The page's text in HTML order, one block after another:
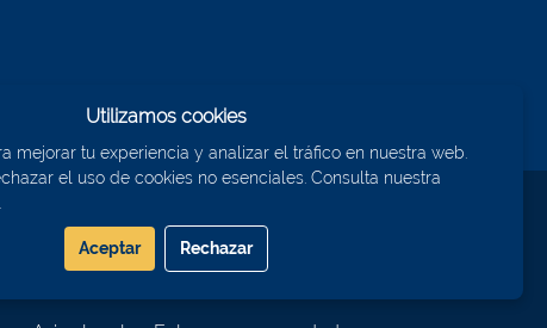
Utilizamos cookies
mejorar tu experiencia y analizar el tráfico en nuestra web.
el uso de cookies no esenciales. Consulta nuestra
Aceptar Rechazar